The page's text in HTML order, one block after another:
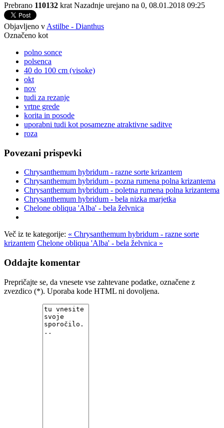
Prebrano 110132 krat Nazadnje urejano na 0, 08.01.2018 09:25
Objavljeno v Astilbe - Dianthus
Označeno kot
polno sonce
polsenca
40 do 100 cm (visoke)
okt
nov
tudi za rezanje
vrtne grede
korita in posode
uporabni tudi kot posamezne atraktivne saditve
roza
Povezani prispevki
Chrysanthemum hybridum - razne sorte krizantem
Chrysanthemum hybridum - pozna rumena polna krizantema
Chrysanthemum hybridum - poletna rumena polna krizantema
Chrysanthemum hybridum - bela nizka marjetka
Chelone obliqua 'Alba' - bela želvnica
Več iz te kategorije: « Chrysanthemum hybridum - razne sorte
krizantem Chelone obliqua 'Alba' - bela želvnica »
Oddajte komentar
Prepričajte se, da vnesete vse zahtevane podatke, označene z
zvezdico (*). Uporaba kode HTML ni dovoljena.